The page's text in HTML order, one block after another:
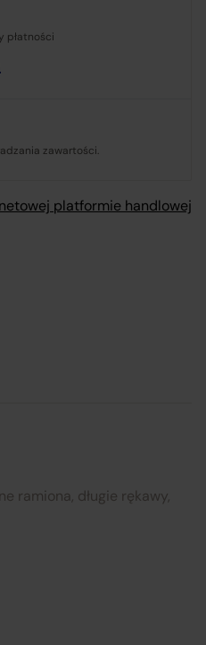
płatności
zawartości.
platformie handlowej
ramiona, długie rękawy,